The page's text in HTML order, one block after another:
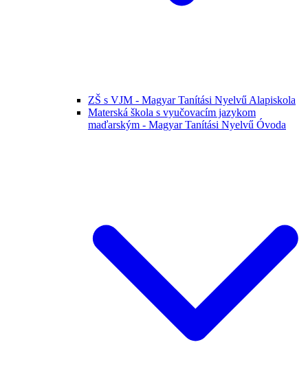
ZŠ s VJM - Magyar Tanítási Nyelvű Alapiskola
Materská škola s vyučovacím jazykom
maďarským - Magyar Tanítási Nyelvű Óvoda